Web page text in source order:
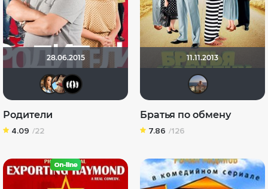
28.06.2015
Родители
4.09 /22
11.11.2013
Братья по обмену
7.86 /126